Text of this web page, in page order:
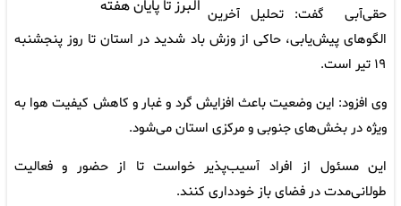
حقی‌آبی گفت: تحلیل آخرین
الگوهای پیش‌یابی، حاکی از وزش باد شدید در استان تا روز پنجشنبه
۱۹ تیر است.
وی افزود: این وضعیت باعث افزایش گرد و غبار و کاهش کیفیت هوا به
ویژه در بخش‌های جنوبی و مرکزی استان می‌شود.
این مسئول از افراد آسیب‌پذیر خواست تا از حضور و فعالیت
طولانی‌مدت در فضای باز خودداری کنند.